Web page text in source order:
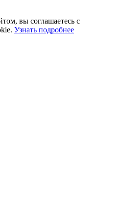
вы соглашаетесь с
Узнать подробнее